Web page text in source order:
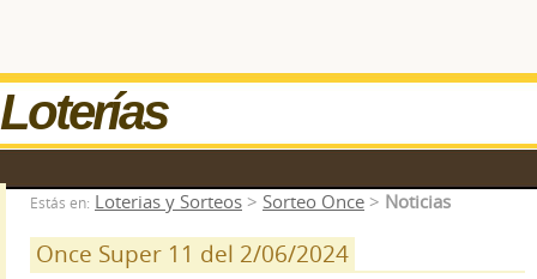
Loterías
Estás en: Loterias y Sorteos > Sorteo Once > Noticias
Once Super 11 del 2/06/2024